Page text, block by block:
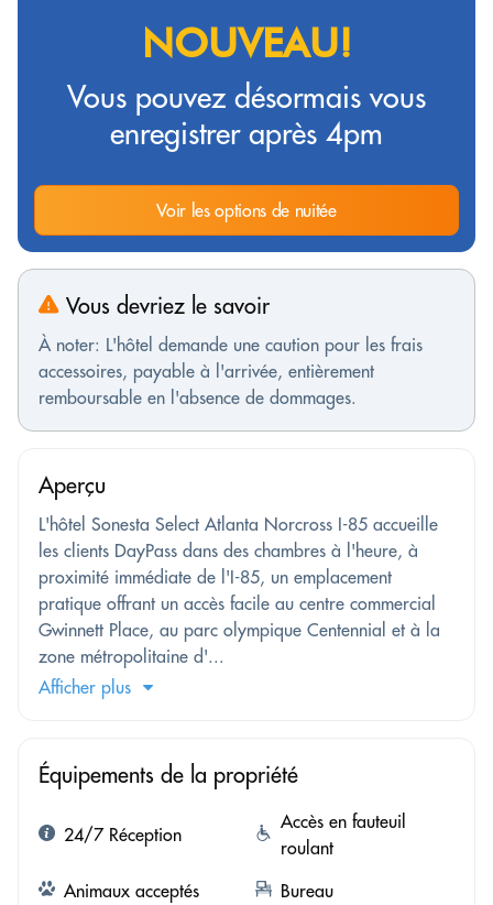
NOUVEAU!
Vous pouvez désormais vous
enregistrer après 4pm
Voir les options de nuitée
Vous devriez le savoir
À noter: L'hôtel demande une caution pour les frais
accessoires, payable à l'arrivée, entièrement
remboursable en l'absence de dommages.
Aperçu
L'hôtel Sonesta Select Atlanta Norcross I-85 accueille
les clients DayPass dans des chambres à l'heure, à
proximité immédiate de l'I-85, un emplacement
pratique offrant un accès facile au centre commercial
Gwinnett Place, au parc olympique Centennial et à la
zone métropolitaine d'...
Afficher plus
Équipements de la propriété
24/7 Réception
Accès en fauteuil
roulant
Animaux acceptés
Bureau